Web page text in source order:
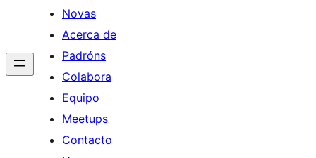
Novas
Acerca de
Padróns
Colabora
Equipo
Meetups
Contacto